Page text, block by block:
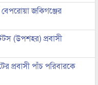
জকিগঞ্জের
(উপশহর) প্রবাসী
প্রবাসী পাঁচ পরিবারকে